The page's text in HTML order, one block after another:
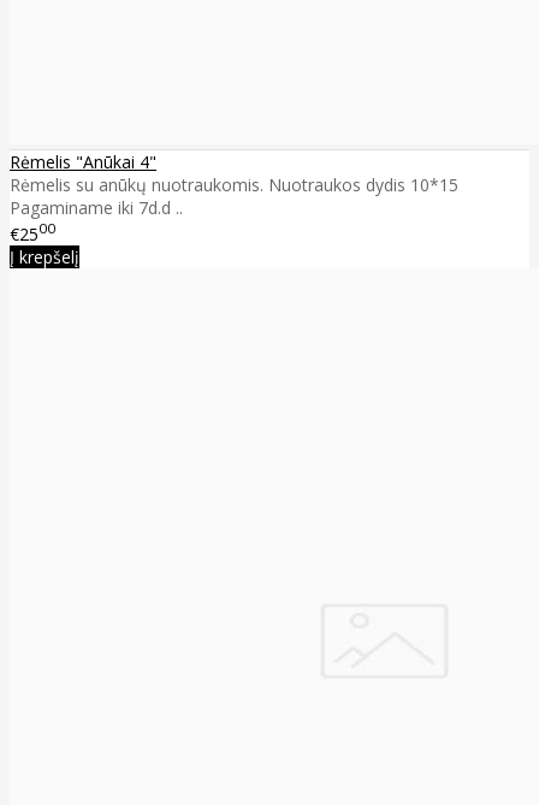
Rėmelis "Anūkai 4"
Rėmelis su anūkų nuotraukomis. Nuotraukos dydis 10*15
Pagaminame iki 7d.d ..
€2500
Į krepšelį